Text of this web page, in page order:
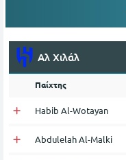
Αλ Χιλάλ
Παίχτης
Habib Al-Wotayan
Abdulelah Al-Malki